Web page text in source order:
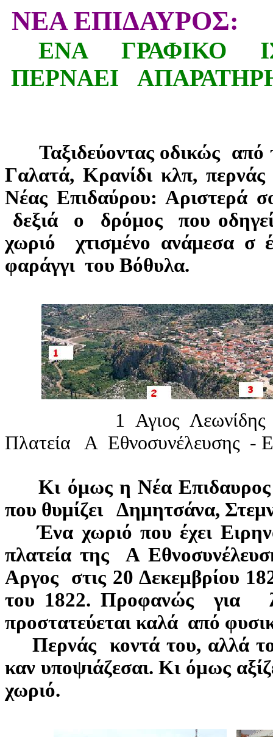
ΝΕΑ ΕΠΙΔΑΥΡΟΣ:
ΕΝΑ ΓΡΑΦΙΚΟ
ΠΕΡΝΑΕΙ
Ταξιδεύοντας οδικώς από
Γαλατά, Κρανίδι κλπ,
Νέας Επιδαύρου: Αριστερά
δεξιά ο δρόμος που
χωριό χτισμένο ανάμεσα σ
φαράγγι του Βόθυλα.
1Αγιος
Πλατεία Α Εθνοσυνέλευσης -
Κι όμως η Νέα Επιδαυρος
που θυμίζει Δημητσάνα,
Ένα χωριό που έχει
πλατεία της Α
Αργος στις 20 Δεκεμβρίου
του 1822. Προφανώς για
προστατεύεται καλά από
Περνάς κοντά του, αλλά το
καν υποψιάζεσαι. Κι όμως
χωριό.